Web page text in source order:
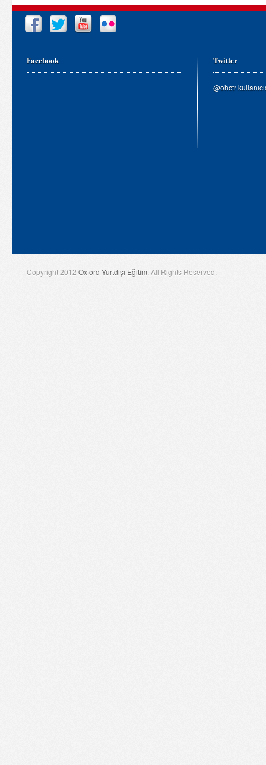
Facebook Twitter
@ohctr
Copyright 2012 Oxford Yurtdışı Eğitim. All Rights Reserved.